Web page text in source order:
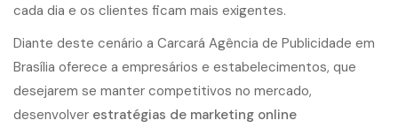
cada dia e os clientes ficam mais exigentes.
Diante deste cenário a Carcará Agência de Publicidade em
Brasília oferece a empresários e estabelecimentos, que
desejarem se manter competitivos no mercado,
desenvolver estratégias de marketing online